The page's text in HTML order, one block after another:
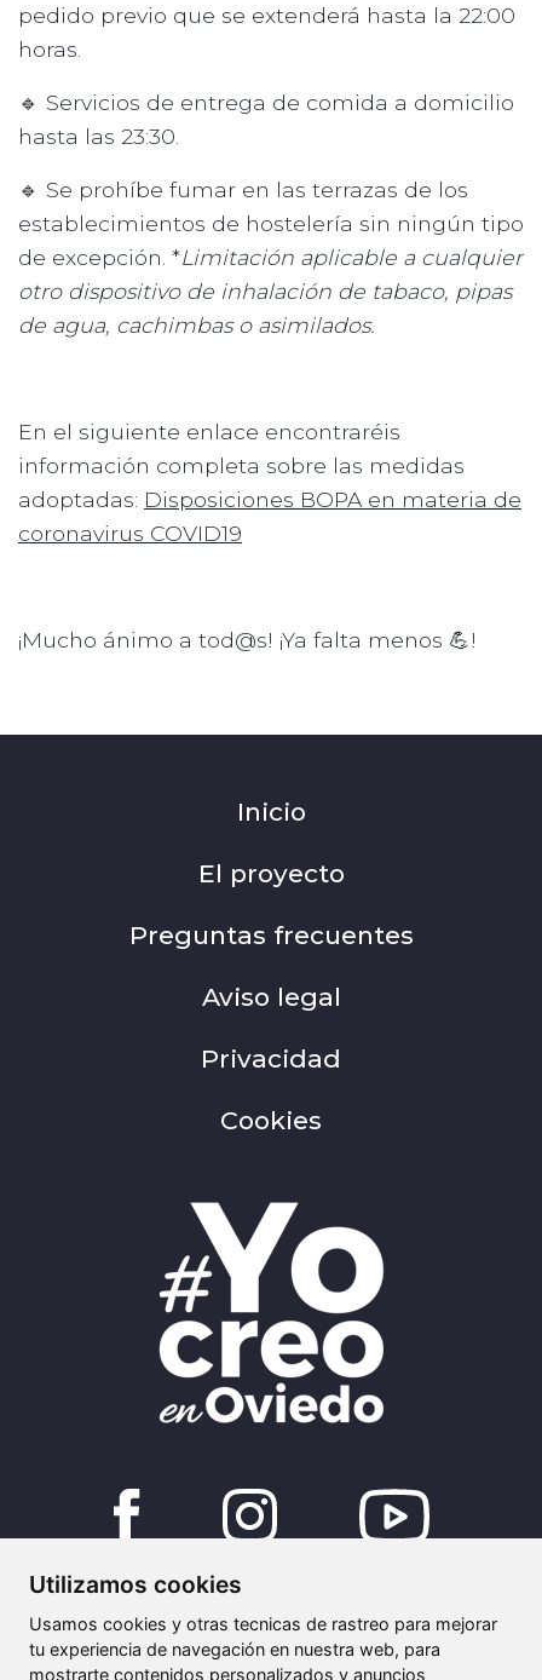
Utilizamos cookies
Usamos cookies y otras tecnicas de rastreo para mejorar
tu experiencia de navegación en nuestra web, para
mostrarte contenidos personalizados y anuncios
pedido previo que se extenderá hasta la 22:00
horas.
🔹 Servicios de entrega de comida a domicilio
hasta las 23:30.
🔹 Se prohíbe fumar en las terrazas de los
establecimientos de hostelería sin ningún tipo
de excepción. *Limitación aplicable a cualquier
otro dispositivo de inhalación de tabaco, pipas
de agua, cachimbas o asimilados.
En el siguiente enlace encontraréis
información completa sobre las medidas
adoptadas: Disposiciones BOPA en materia de
coronavirus COVID19
¡Mucho ánimo a tod@s! ¡Ya falta menos 💪!
Inicio
El proyecto
Preguntas frecuentes
Aviso legal
Privacidad
Cookies
©2024 - Ayuntamiento de Oviedo
creoenoviedo@oviedoemprende.es